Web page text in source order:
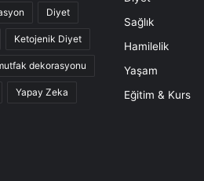
Diyet
Ketojenik Diyet
dekorasyonu
Yapay Zeka
Sağlık
Hamilelik
Yaşam
Eğitim & Kurs